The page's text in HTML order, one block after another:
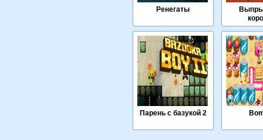
Ренегаты
Парень с базукой 2